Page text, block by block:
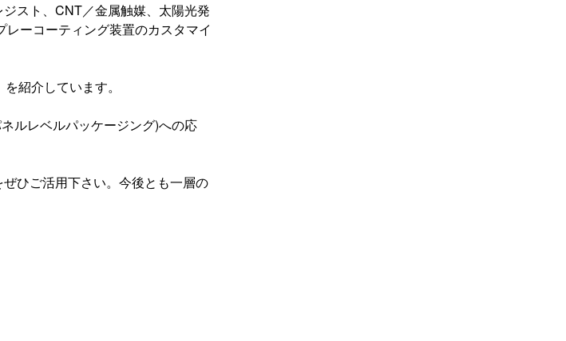
スト、CNT／金属触媒、太陽光発
ーコーティング装置のカスタマイ
紹介しています。
ルレベルパッケージング)への応
ひご活用下さい。今後とも一層の